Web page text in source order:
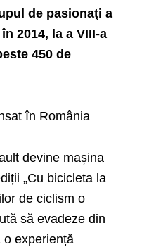
de pasionaţi a
2014, la a VIII-a
450 de
în România
devine mașina
„Cu bicicleta la
de ciclism o
să evadeze din
o experiență